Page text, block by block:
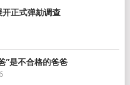
正式弹劾调查
”是不合格的爸爸